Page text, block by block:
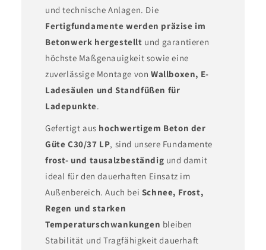
und technische Anlagen. Die
Fertigfundamente werden präzise im
Betonwerk hergestellt und garantieren
höchste Maßgenauigkeit sowie eine
zuverlässige Montage von Wallboxen, E-
Ladesäulen und Standfüßen für
Ladepunkte.
Gefertigt aus hochwertigem Beton der
Güte C30/37 LP, sind unsere Fundamente
frost- und tausalzbeständig und damit
ideal für den dauerhaften Einsatz im
Außenbereich. Auch bei Schnee, Frost,
Regen und starken
Temperaturschwankungen bleiben
Stabilität und Tragfähigkeit dauerhaft